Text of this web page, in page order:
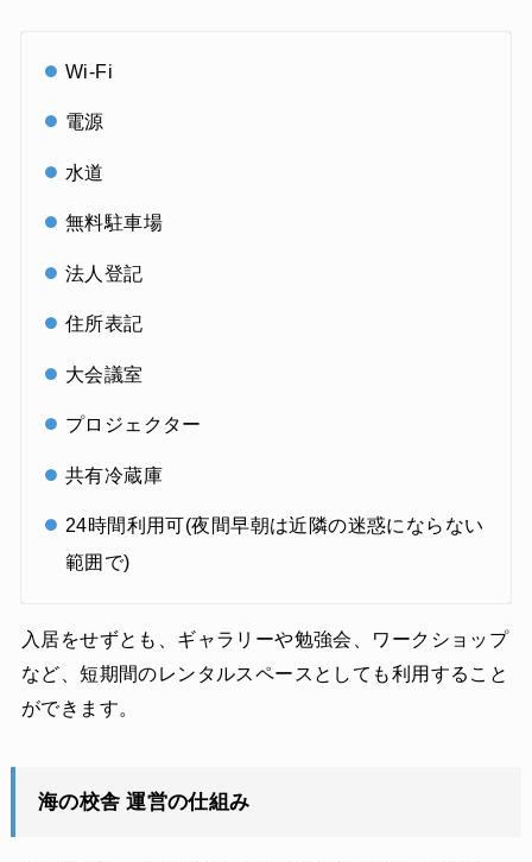
Wi-Fi
電源
水道
無料駐車場
法人登記
住所表記
大会議室
プロジェクター
共有冷蔵庫
24時間利用可(夜間早朝は近隣の迷惑にならない
範囲で)
入居をせずとも、ギャラリーや勉強会、ワークショップ
など、短期間のレンタルスペースとしても利用すること
ができます。
海の校舎 運営の仕組み